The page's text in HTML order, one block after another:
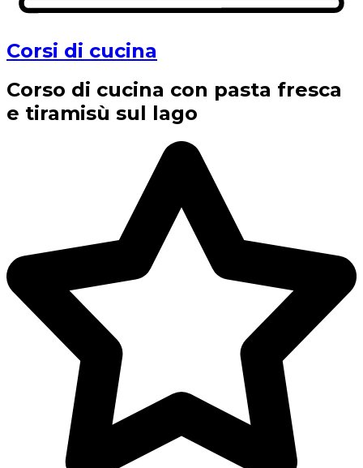
Corsi di cucina
Corso di cucina con pasta fresca
e tiramisù sul lago